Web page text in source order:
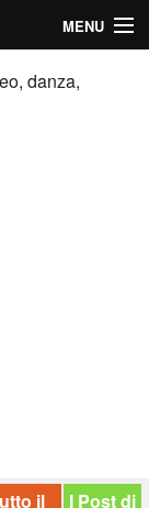
MENU
danza,
il
I Post di